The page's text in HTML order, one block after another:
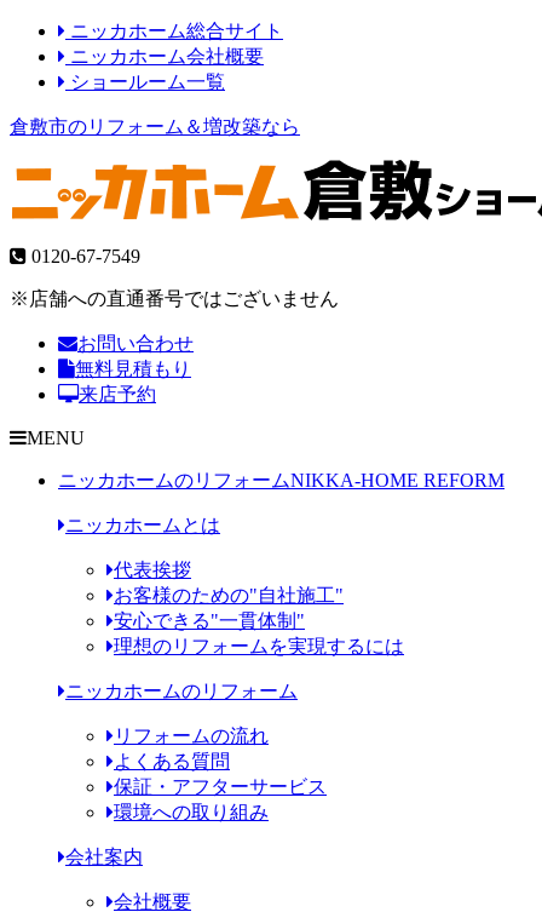
ニッカホーム総合サイト
ニッカホーム会社概要
ショールーム一覧
倉敷市のリフォーム＆増改築なら
0120-67-7549
※店舗への直通番号ではございません
お問い合わせ
無料見積もり
来店予約
MENU
ニッカホームのリフォームNIKKA-HOME REFORM
ニッカホームとは
代表挨拶
お客様のための"自社施工"
安心できる"一貫体制"
理想のリフォームを実現するには
ニッカホームのリフォーム
リフォームの流れ
よくある質問
保証・アフターサービス
環境への取り組み
会社案内
会社概要